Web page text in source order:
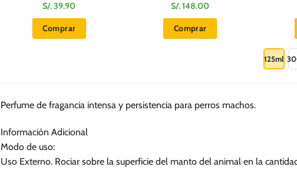
S/.39.90
Comprar
S/.148.00
Comprar
125ml
Perfume de fragancia intensa y persistencia para perros machos.
Información Adicional
Modo de uso:
Uso Externo. Rociar sobre la superficie del manto del animal en la